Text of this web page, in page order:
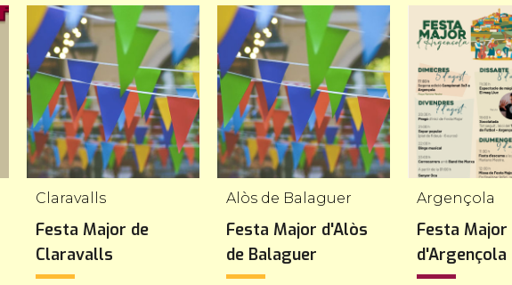
Claravalls
Festa Major de
Claravalls
Alòs de Balaguer
Festa Major d'Alòs
de Balaguer
Argençola
Festa Major
d'Argençola